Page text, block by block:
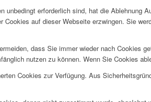
erforderlich sind, hat die
auf dieser Webseite erzwingen. Sie
dass Sie immer wieder nach Cookies
nutzen zu können. Wenn Sie Cookies
Cookies zur Verfügung. Aus